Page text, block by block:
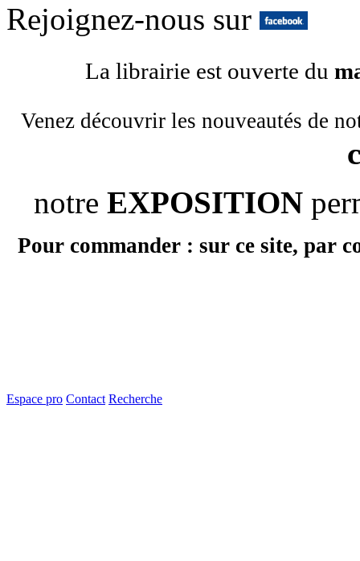
Rejoignez-nous sur
La librairie est ouverte du
Venez découvrir les nouveautés de
notre EXPOSITION
Pour commander : sur ce site, par
Espace pro Contact Recherche